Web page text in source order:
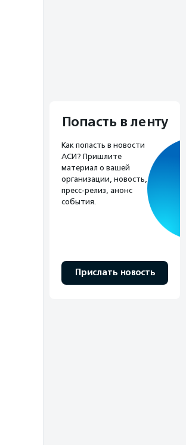
Попасть в ленту
Как попасть в новости
АСИ? Пришлите
материал о вашей
организации, новость,
пресс-релиз, анонс
события.
Прислать новость